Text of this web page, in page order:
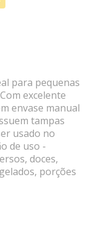
para pequenas
excelente
envase manual
tampas
usado no
de uso -
doces,
porções